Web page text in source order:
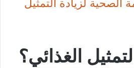
الصحية لزيادة التمثيل
الغذائي؟